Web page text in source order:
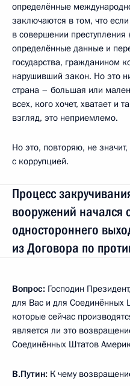
определённые
заключаются в том, что
в совершении
определённые данные и
государства, гражданином
нарушивший закон. Но это
страна – большая или
всех, кого хочет, хватает и
взгляд, это неприемлемо.
Но это, повторяю, не
с коррупцией.
Процесс
вооружений начался
одностороннего
из Договора по
Вопрос: Господин
для Вас и для Соединённых
которые сейчас
является ли это
Соединённых Штатов
В.Путин: К чему